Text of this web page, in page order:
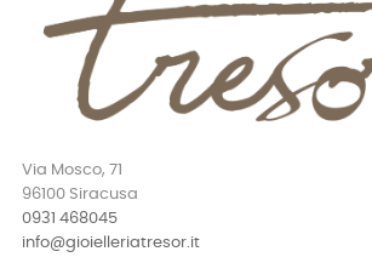
Via Mosco, 71
96100 Siracusa
0931 468045
info@gioielleriatresor.it